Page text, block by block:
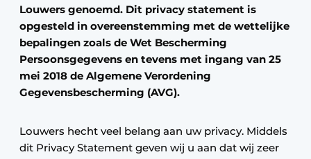
Louwers genoemd. Dit privacy statement is
opgesteld in overeenstemming met de wettelijke
bepalingen zoals de Wet Bescherming
Persoonsgegevens en tevens met ingang van 25
mei 2018 de Algemene Verordening
Gegevensbescherming (AVG).
Louwers hecht veel belang aan uw privacy. Middels
dit Privacy Statement geven wij u aan dat wij zeer